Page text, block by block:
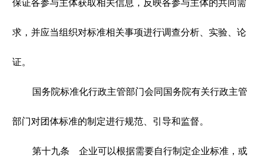
保证各参与主体获取相关信息，反映各参与主体的共同需
求，并应当组织对标准相关事项进行调查分析、实验、论
证。
国务院标准化行政主管部门会同国务院有关行政主管
部门对团体标准的制定进行规范、引导和监督。
第十九条 企业可以根据需要自行制定企业标准，或